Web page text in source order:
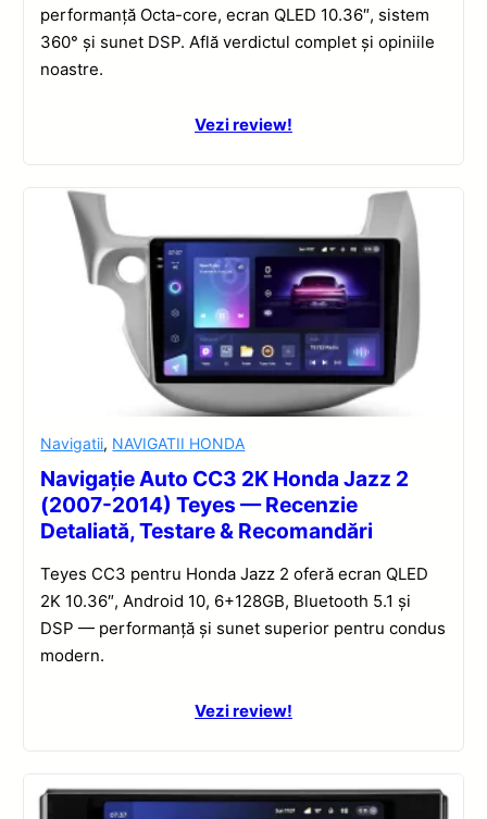
performanță Octa-core, ecran QLED 10.36″, sistem
360° și sunet DSP. Află verdictul complet și opiniile
noastre.
Vezi review!
Navigatii, NAVIGATII HONDA
Navigație Auto CC3 2K Honda Jazz 2
(2007-2014) Teyes — Recenzie
Detaliată, Testare & Recomandări
Teyes CC3 pentru Honda Jazz 2 oferă ecran QLED
2K 10.36″, Android 10, 6+128GB, Bluetooth 5.1 și
DSP — performanță și sunet superior pentru condus
modern.
Vezi review!